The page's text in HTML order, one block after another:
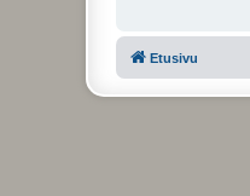
Etusivu